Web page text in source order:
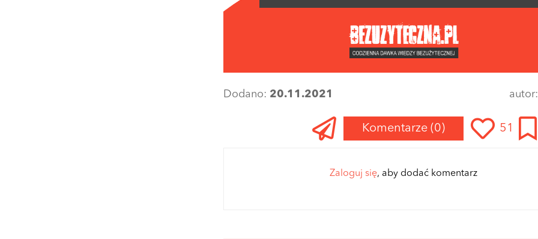
Dodano: 20.11.2021
Komentarze (0) 51
Zaloguj się, aby dodać komentarz